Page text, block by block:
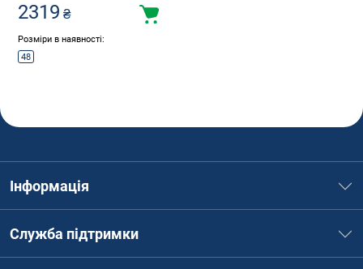
2319 ₴
Розміри в наявності:
48
Інформація
Служба підтримки